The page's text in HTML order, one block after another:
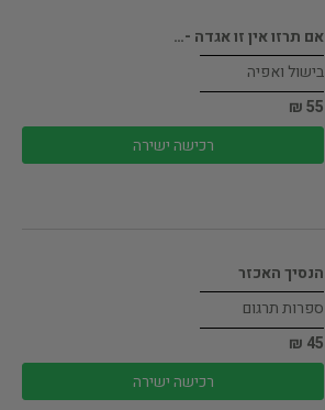
אם תרזו אין זו אגדה -…
בישול ואפיה
55 ₪
רכישה ישירה
הנסיך האכזר
ספרות תרגום
45 ₪
רכישה ישירה